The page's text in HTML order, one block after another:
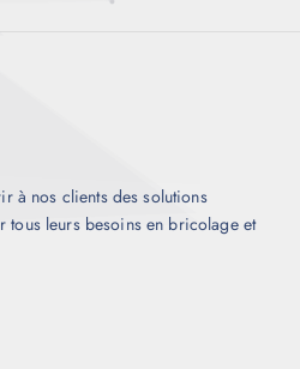
à nos clients des solutions
tous leurs besoins en bricolage et